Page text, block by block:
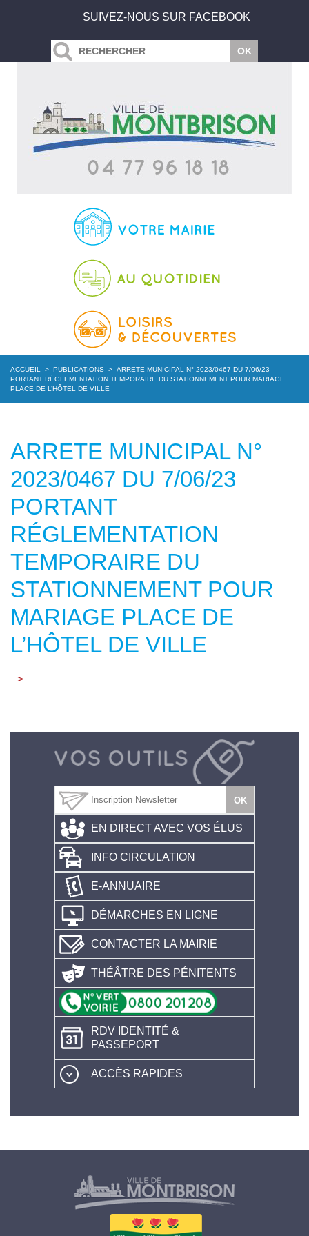
SUIVEZ-NOUS SUR FACEBOOK
ACCUEIL > PUBLICATIONS > ARRETE MUNICIPAL N° 2023/0467 DU 7/06/23
PORTANT RÉGLEMENTATION TEMPORAIRE DU STATIONNEMENT POUR MARIAGE
PLACE DE L’HÔTEL DE VILLE
ARRETE MUNICIPAL N°
2023/0467 DU 7/06/23
PORTANT
RÉGLEMENTATION
TEMPORAIRE DU
STATIONNEMENT POUR
MARIAGE PLACE DE
L’HÔTEL DE VILLE
>
EN DIRECT AVEC VOS ÉLUS
INFO CIRCULATION
E-ANNUAIRE
DÉMARCHES EN LIGNE
CONTACTER LA MAIRIE
THÉÂTRE DES PÉNITENTS
RDV IDENTITÉ &
PASSEPORT
ACCÈS RAPIDES